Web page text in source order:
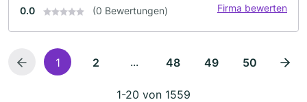
0.0 (0 Bewertungen) Firma bewerten
1 2 ... 48 49 50
1-20 von 1559